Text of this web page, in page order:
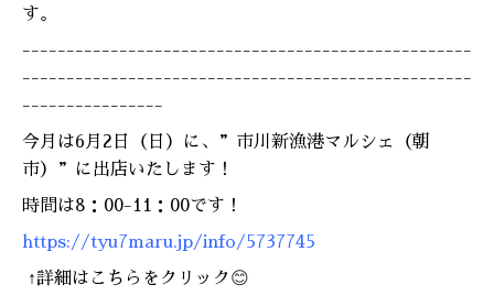
す。
---------------------------------------------------
---------------------------------------------------
----------------
今月は6月2日（日）に、”市川新漁港マルシェ（朝
市）”に出店いたします！
時間は8：00-11：00です！
https://tyu7maru.jp/info/5737745
↑詳細はこちらをクリック 😊